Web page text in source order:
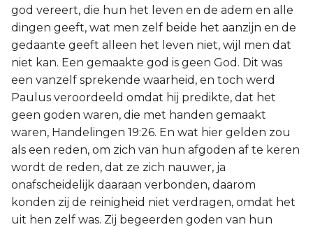
god vereert, die hun het leven en de adem en alle
dingen geeft, wat men zelf beide het aanzijn en de
gedaante geeft alleen het leven niet, wijl men dat
niet kan. Een gemaakte god is geen God. Dit was
een vanzelf sprekende waarheid, en toch werd
Paulus veroordeeld omdat hij predikte, dat het
geen goden waren, die met handen gemaakt
waren, Handelingen 19:26. En wat hier gelden zou
als een reden, om zich van hun afgoden af te keren
wordt de reden, dat ze zich nauwer, ja
onafscheidelijk daaraan verbonden, daarom
konden zij de reinigheid niet verdragen, omdat het
uit hen zelf was. Zij begeerden goden van hun